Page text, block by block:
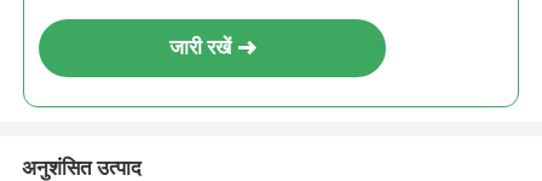
जारी रखें
अनुशंसित उत्पाद